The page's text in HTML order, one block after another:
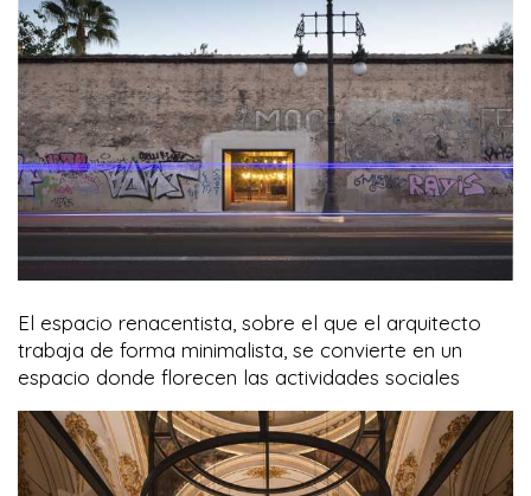
El espacio renacentista, sobre el que el arquitecto
trabaja de forma minimalista, se convierte en un
espacio donde florecen las actividades sociales